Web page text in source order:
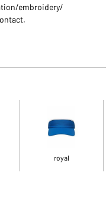
embroidery/
royal